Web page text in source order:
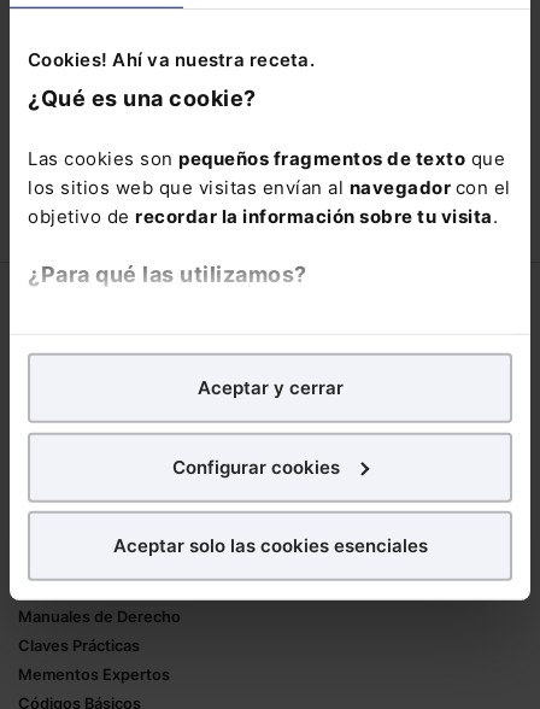
Cookies! Ahí va nuestra receta.
¿Qué es una cookie?
Las cookies son pequeños fragmentos de texto que
los sitios web que visitas envían al navegador con el
objetivo de recordar la información sobre tu visita.
¿Para qué las utilizamos?
analíticospara tratar demejorar tu experienciaen
nuestra página web. También con fines publicitarios,
para poder mostrarte publicidad y contenidos de tu
¿Qué puedes hacer?
experiencia en la web sea óptima
Puedesaceptar solo las esenciales
todas las cookies excepto aquellas imprescindibles.
También puedes
Aceptar y cerrar
Configurar cookies
Aceptar solo las cookies esenciales
Si todavía no te has suscrito, no pierdas
está oportunidad y adquiere tu acceso
con un25% de descuento
COMPRAR
Lefebvre
Trabaja con nosotros
Productos
Formularios Jurídicos
Manuales de Derecho
Claves Prácticas
Mementos Expertos
Códigos Básicos